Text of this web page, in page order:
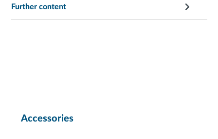
Further content
Accessories